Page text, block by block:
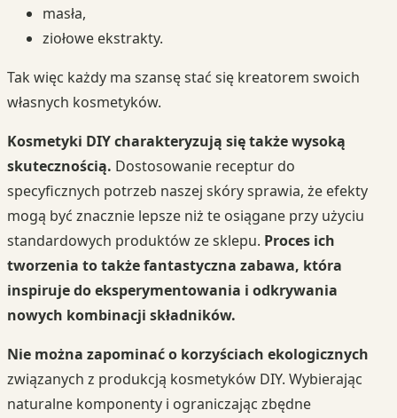
masła,
ziołowe ekstrakty.
Tak więc każdy ma szansę stać się kreatorem swoich
własnych kosmetyków.
Kosmetyki DIY charakteryzują się także wysoką
skutecznością. Dostosowanie receptur do
specyficznych potrzeb naszej skóry sprawia, że efekty
mogą być znacznie lepsze niż te osiągane przy użyciu
standardowych produktów ze sklepu. Proces ich
tworzenia to także fantastyczna zabawa, która
inspiruje do eksperymentowania i odkrywania
nowych kombinacji składników.
Nie można zapominać o korzyściach ekologicznych
związanych z produkcją kosmetyków DIY. Wybierając
naturalne komponenty i ograniczając zbędne